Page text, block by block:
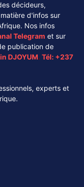
décideurs,
d'infos sur
Nos infos
Telegram et sur
publication de
DJOYUM. Tél: +237
experts et